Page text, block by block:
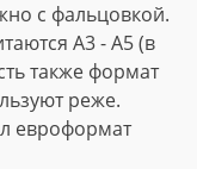
с фальцовкой.
А3 - А5 (в
также формат
реже.
евроформат